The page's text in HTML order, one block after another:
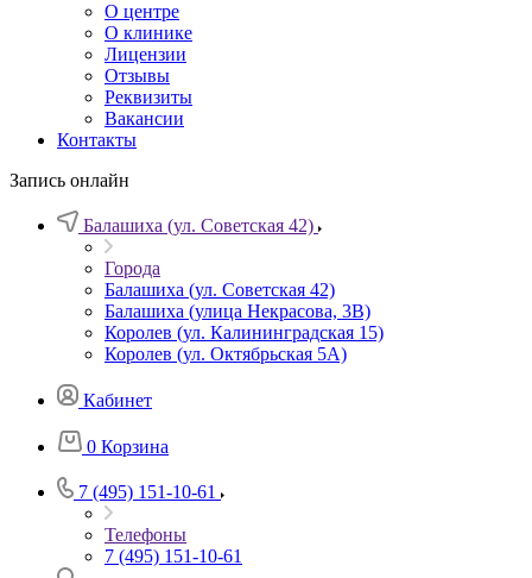
О центре
О клинике
Лицензии
Отзывы
Реквизиты
Вакансии
Контакты
Запись онлайн
Балашиха (ул. Советская 42)
Города
Балашиха (ул. Советская 42)
Балашиха (улица Некрасова, 3В)
Королев (ул. Калининградская 15)
Королев (ул. Октябрьская 5А)
Кабинет
0 Корзина
7 (495) 151-10-61
Телефоны
7 (495) 151-10-61